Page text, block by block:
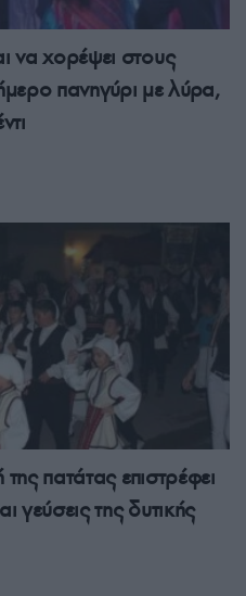
να χορέψει στους
πανηγύρι με λύρα,
πατάτας επιστρέφει
γεύσεις της δυτικής